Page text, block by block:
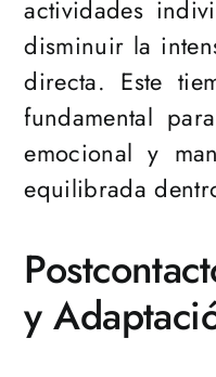
actividades
disminuir la
directa. Este
fundamental
emocional y
equilibrada
y